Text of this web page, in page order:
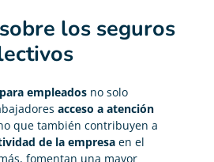
los seguros
empleados no solo
acceso a atención
que también contribuyen a
de la empresa en el
fomentan una mayor